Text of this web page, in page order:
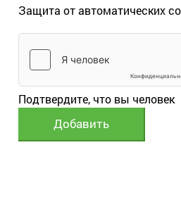
Защита от автоматических
Подтвердите, что вы человек